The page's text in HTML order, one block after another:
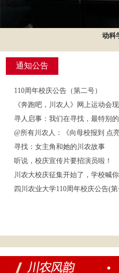
动科
通知公告
110周年校庆公告（第二号）
《奔跑吧，川农人》网上运动会
寻人启事：我们在寻找，最特别
@所有川农人：《向母校报到 点
寻找：女主角和她的川农故事
听说，校庆宣传片要招演员啦！
川农大校庆征集开始了，学校喊
四川农业大学110周年校庆公告(第